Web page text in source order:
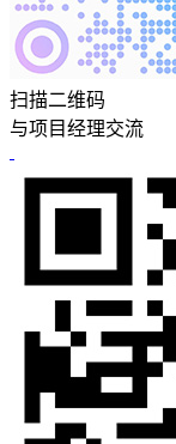
扫描二维码
与项目经理交流